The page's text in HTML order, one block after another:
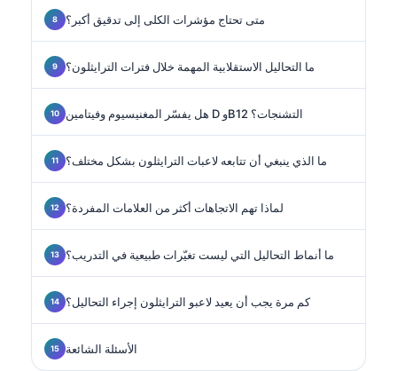
متى تحتاج مؤشرات الكلى إلى تدقيق أكبر؟
ما التحاليل الاستقلابية المهمة خلال فترات الترايثلون؟
هل يفسّر المغنيسيوم وفيتامين D وB12 التشنجات؟
ما الذي ينبغي أن تتابعه لاعبات الترايثلون بشكل مختلف؟
لماذا تهم الاتجاهات أكثر من العلامات المفردة؟
ما أنماط التحاليل التي ليست تغيّرات طبيعية في التدريب؟
كم مرة يجب أن يعيد لاعبو الترايثلون إجراء التحاليل؟
الأسئلة الشائعة